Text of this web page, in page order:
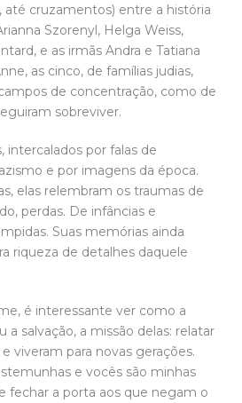
até cruzamentos) entre a história
Szorenyl, Helga Weiss,
e as irmãs Andra e Tatiana
as cinco, de famílias judias,
de concentração, como de
sobreviver.
intercalados por falas de
e por imagens da época.
elas relembram os traumas de
perdas. De infâncias e
Suas memórias ainda
riqueza de detalhes daquele
é interessante ver como a
a salvação, a missão delas: relatar
viveram para novas gerações.
e vocês são minhas
fechar a porta aos que negam o